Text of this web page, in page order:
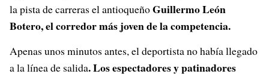
la pista de carreras el antioqueñoGuillermo León
Botero, el corredor más joven de la competencia.
Apenas unos minutos antes, el deportista no había llegado
a la línea de salida. Los espectadores y patinadores